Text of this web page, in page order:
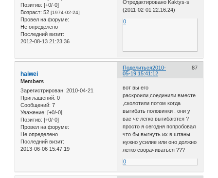
Позитив: [+0/-0]
Возраст: 52 [1974-02-24]
Провел на форуме:
Не определено
Последний визит:
2012-08-13 21:23:36
Отредактировано Kaktys-s
(2011-02-01 22:16:24)
0
Поделиться 87
2010-
05-19 15:41:12
haiwei
Members
Зарегистрирован: 2010-04-21
Приглашений: 0
Сообщений: 7
Уважение: [+0/-0]
Позитив: [+0/-0]
Провел на форуме:
Не определено
Последний визит:
2013-06-06 15:47:19
вот вы его
раскроили,соединили вместе
,сколотили потом когда
выгибать половинки . они у
вас че легко выгибаются ?
просто я сегодня попробовал
что бы выгнуть их в штаны
нужно усилие или оно должно
легко сворачиваться ???
0